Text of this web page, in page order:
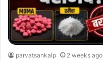
parvatsankalp 2 weeks ago